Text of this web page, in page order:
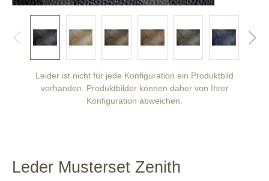
Leider ist nicht für jede Konfiguration ein Produktbild
vorhanden. Produktbilder können daher von Ihrer
Konfiguration abweichen.
Leder Musterset Zenith